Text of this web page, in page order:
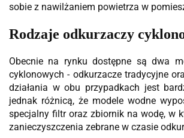
sobie z nawilżaniem powietrza w
Rodzaje odkurzaczy
Obecnie na rynku dostępne są dwa
cyklonowych - odkurzacze tradycyjne
działania w obu przypadkach jest
jednak różnicą, że modele wodne
specjalny filtr oraz zbiornik na wodę, w
zanieczyszczenia zebrane w czasie